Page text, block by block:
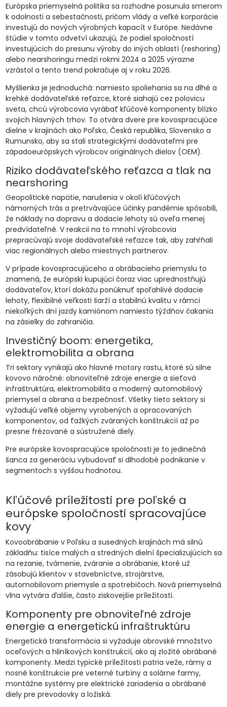
Európska priemyselná politika sa rozhodne posunula smerom
k odolnosti a sebestačnosti, pričom vlády a veľké korporácie
investujú do nových výrobných kapacít v Európe. Nedávne
štúdie v tomto odvetví ukazujú, že podiel spoločností
investujúcich do presunu výroby do iných oblastí (reshoring)
alebo nearshoringu medzi rokmi 2024 a 2025 výrazne
vzrástol a tento trend pokračuje aj v roku 2026.
Myšlienka je jednoduchá: namiesto spoliehania sa na dlhé a
krehké dodávateľské reťazce, ktoré siahajú cez polovicu
sveta, chcú výrobcovia vyrábať kľúčové komponenty blízko
svojich hlavných trhov. To otvára dvere pre kovospracujúce
dielne v krajinách ako Poľsko, Česká republika, Slovensko a
Rumunsko, aby sa stali strategickými dodávateľmi pre
západoeurópskych výrobcov originálnych dielov (OEM).
Riziko dodávateľského reťazca a tlak na
nearshoring
Geopolitické napätie, narušenia v okolí kľúčových
námorných trás a pretrvávajúce účinky pandémie spôsobili,
že náklady na dopravu a dodacie lehoty sú oveľa menej
predvídateľné. V reakcii na to mnohí výrobcovia
prepracúvajú svoje dodávateľské reťazce tak, aby zahŕňali
viac regionálnych alebo miestnych partnerov.
V prípade kovospracujúceho a obrábacieho priemyslu to
znamená, že európski kupujúci čoraz viac uprednostňujú
dodávateľov, ktorí dokážu ponúknuť spoľahlivé dodacie
lehoty, flexibilné veľkosti šarží a stabilnú kvalitu v rámci
niekoľkých dní jazdy kamiónom namiesto týždňov čakania
na zásielky do zahraničia.
Investičný boom: energetika,
elektromobilita a obrana
Tri sektory vynikajú ako hlavné motory rastu, ktoré sú silne
kovovo náročné: obnoviteľné zdroje energie a sieťová
infraštruktúra, elektromobilita a moderný automobilový
priemysel a obrana a bezpečnosť. Všetky tieto sektory si
vyžadujú veľké objemy vyrobených a opracovaných
komponentov, od ťažkých zváraných konštrukcií až po
presne frézované a sústružené diely.
Pre európske kovospracujúce spoločnosti je to jedinečná
šanca za generáciu vybudovať si dlhodobé podnikanie v
segmentoch s vyššou hodnotou.
Kľúčové príležitosti pre poľské a
európske spoločnosti spracovajúce
kovy
Kovoobrábanie v Poľsku a susedných krajinách má silnú
základňu: tisíce malých a stredných dielní špecializujúcich sa
na rezanie, tvárnenie, zváranie a obrábanie, ktoré už
zásobujú klientov v stavebníctve, strojárstve,
automobilovom priemysle a spotrebičoch. Nová priemyselná
vlna vytvára ďalšie, často ziskovejšie príležitosti.
Komponenty pre obnoviteľné zdroje
energie a energetickú infraštruktúru
Energetická transformácia si vyžaduje obrovské množstvo
oceľových a hliníkových konštrukcií, ako aj zložité obrábané
komponenty. Medzi typické príležitosti patria veže, rámy a
nosné konštrukcie pre veterné turbíny a solárne farmy,
montážne systémy pre elektrické zariadenia a obrábané
diely pre prevodovky a ložiská.